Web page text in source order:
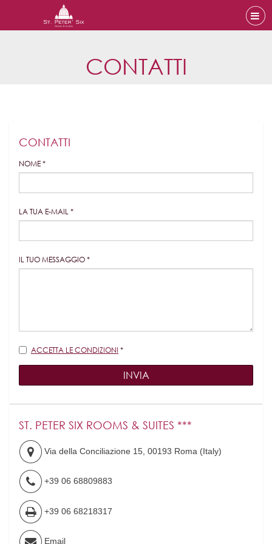
CONTATTI
CONTATTI
NOME *
LA TUA E-MAIL *
IL TUO MESSAGGIO *
Legale
ACCETTA LE CONDIZIONI *
INVIA
ST. PETER SIX ROOMS & SUITES ***
Via della Conciliazione 15,00193 Roma (Italy)
+39 06 68809883
+39 06 68218317
Email